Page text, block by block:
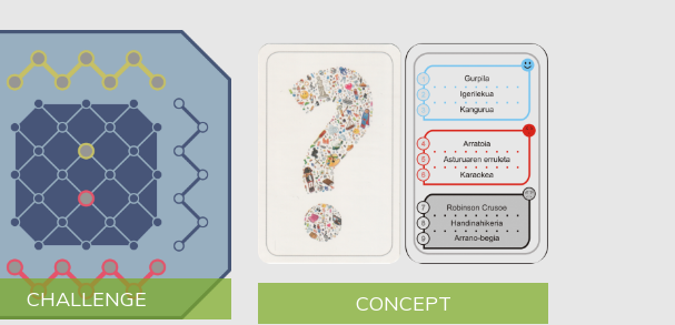
CHALLENGE CONCEPT